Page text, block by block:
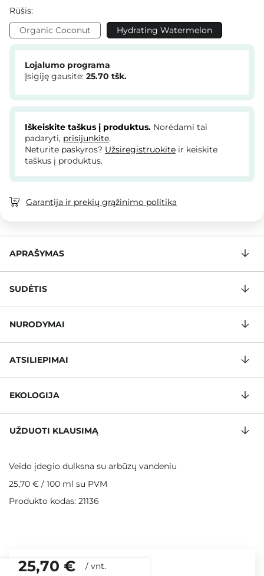
Rūšis:
Organic Coconut
Hydrating Watermelon
25,70 € / vnt.
Lojalumo programa
Įsigiję gausite: 25.70 tšk.
Iškeiskite taškus į produktus. Norėdami tai
padaryti, prisijunkite.
Neturite paskyros? Užsiregistruokite ir keiskite
taškus į produktus.
Garantija ir prekių grąžinimo politika
APRAŠYMAS
SUDĖTIS
NURODYMAI
ATSILIEPIMAI
EKOLOGIJA
UŽDUOTI KLAUSIMĄ
Veido įdegio dulksna su arbūzų vandeniu
25,70 € / 100 ml su PVM
Produkto kodas: 21136